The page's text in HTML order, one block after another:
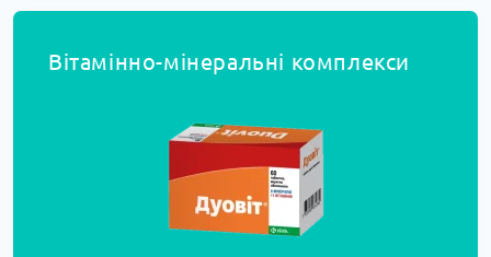
Вітамінно-мінеральні комплекси